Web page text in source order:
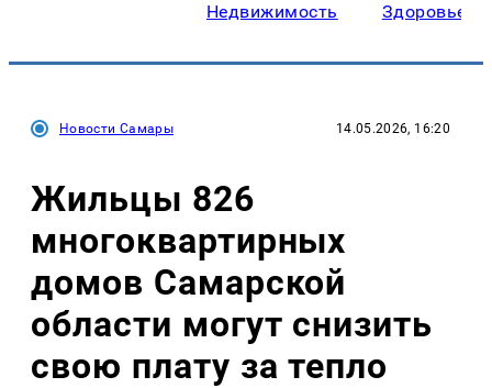
Недвижимость Здоровье
Новости Самары 14.05.2026, 16:20
Жильцы 826
многоквартирных
домов Самарской
области могут снизить
свою плату за тепло